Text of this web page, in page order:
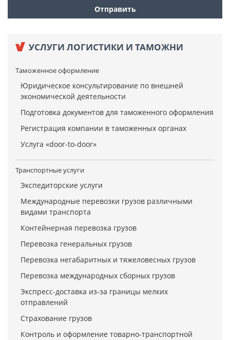
УСЛУГИ ЛОГИСТИКИ И ТАМОЖНИ
Таможенное оформление
Юридическое консультирование по внешней
экономической деятельности
Подготовка документов для таможенного оформления
Регистрация компании в таможенных органах
Услуга «door-to-door»
Транспортные услуги
Экспедиторские услуги
Международные перевозки грузов различными
видами транспорта
Контейнерная перевозка грузов
Перевозка генеральных грузов
Перевозка негабаритных и тяжеловесных грузов
Перевозка международных сборных грузов
Экспресс-доставка из-за границы мелких
отправлений
Страхование грузов
Контроль и оформление товарно-транспортной